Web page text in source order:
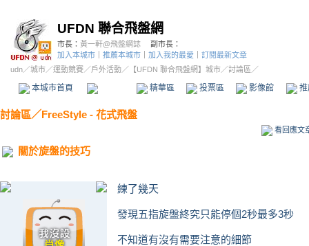
UFDN 聯合飛盤網
市長： 黃一軒@飛盤網誌
副市長：
加入本城市
推薦本城市 加入我的最愛
訂閱最新文章
udn／城市／運動競賽／戶外活動／ 【UFDN 聯合飛盤網】城市／討論區／
本城市首頁 精華區 投票區 影像館
討論區／FreeStyle - 花式飛盤
看回應文
關於旋盤的技巧
練了幾天
發現五指旋盤終究只能停個2秒最多3秒
不知道有沒有需要注意的細節